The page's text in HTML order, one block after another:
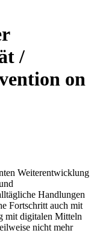
/
on
Weiterentwicklung
Handlungen
Fortschritt auch mit
mit digitalen Mitteln
nicht mehr